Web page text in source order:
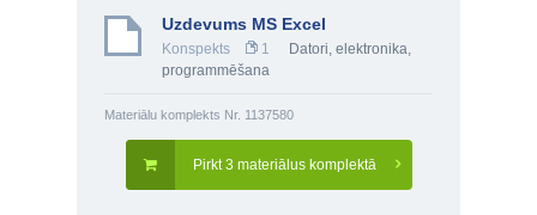
Uzdevums MS Excel
Konspekts 1
Datori, elektronika,
programmēšana
Materiālu komplekts Nr. 1137580
Pirkt 3 materiālus komplektā